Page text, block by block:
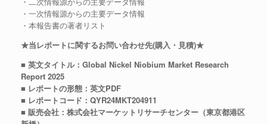
・一次情報源からの主要データ情報
・本報告書の著者リスト
★当レポートに関するお問い合わせ先(購入・見積)★
■ 英文タイトル：Global Nickel Niobium Market Research
Report 2025
■ レポートの形態：英文PDF
■ レポートコード：QYR24MKT204911
■ 販売会社：株式会社マーケットリサーチセンター（東京都港区